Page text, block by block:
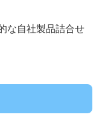
な自社製品詰合せ